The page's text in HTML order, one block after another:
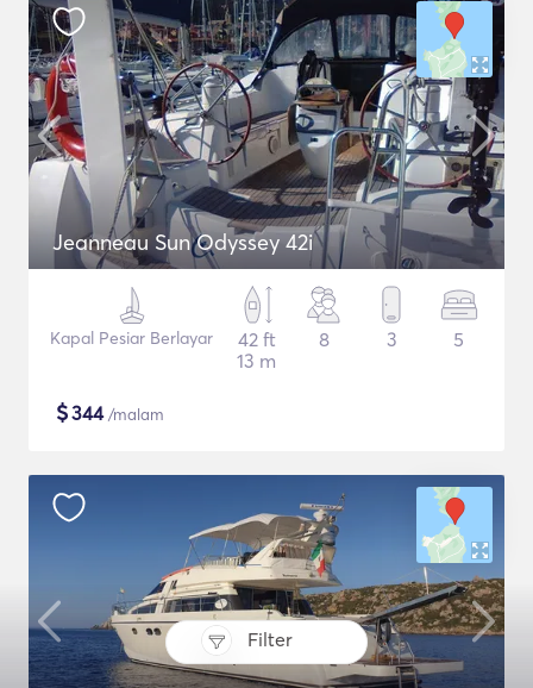
Filter
Jeanneau Sun Odyssey 42i
Kapal Pesiar Berlayar
42 ft
13 m
8 3 5
$344/malam